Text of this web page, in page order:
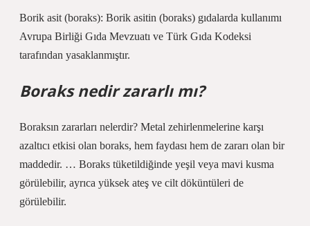
Borik asit (boraks): Borik asitin (boraks) gıdalarda kullanımı
Avrupa Birliği Gıda Mevzuatı ve Türk Gıda Kodeksi
tarafından yasaklanmıştır.
Boraks nedir zararlı mı?
Boraksın zararları nelerdir? Metal zehirlenmelerine karşı
azaltıcı etkisi olan boraks, hem faydası hem de zararı olan bir
maddedir. … Boraks tüketildiğinde yeşil veya mavi kusma
görülebilir, ayrıca yüksek ateş ve cilt döküntüleri de
görülebilir.